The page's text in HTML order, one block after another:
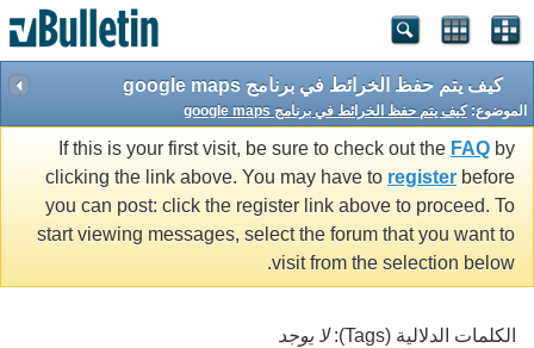
كيف يتم حفظ الخرائط في برنامج google maps
الموضوع:كيف يتم حفظ الخرائط في برنامج google maps
If this is your first visit, be sure to check out the FAQ by
clicking the link above. You may have to register before
you can post: click the register link above to proceed. To
start viewing messages, select the forum that you want to
visit from the selection below.
الكلمات الدلالية (Tags):
لا يوجد